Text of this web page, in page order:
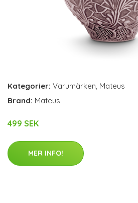
Kategorier: Varumärken, Mateus
Brand: Mateus
499 SEK
MER INFO!